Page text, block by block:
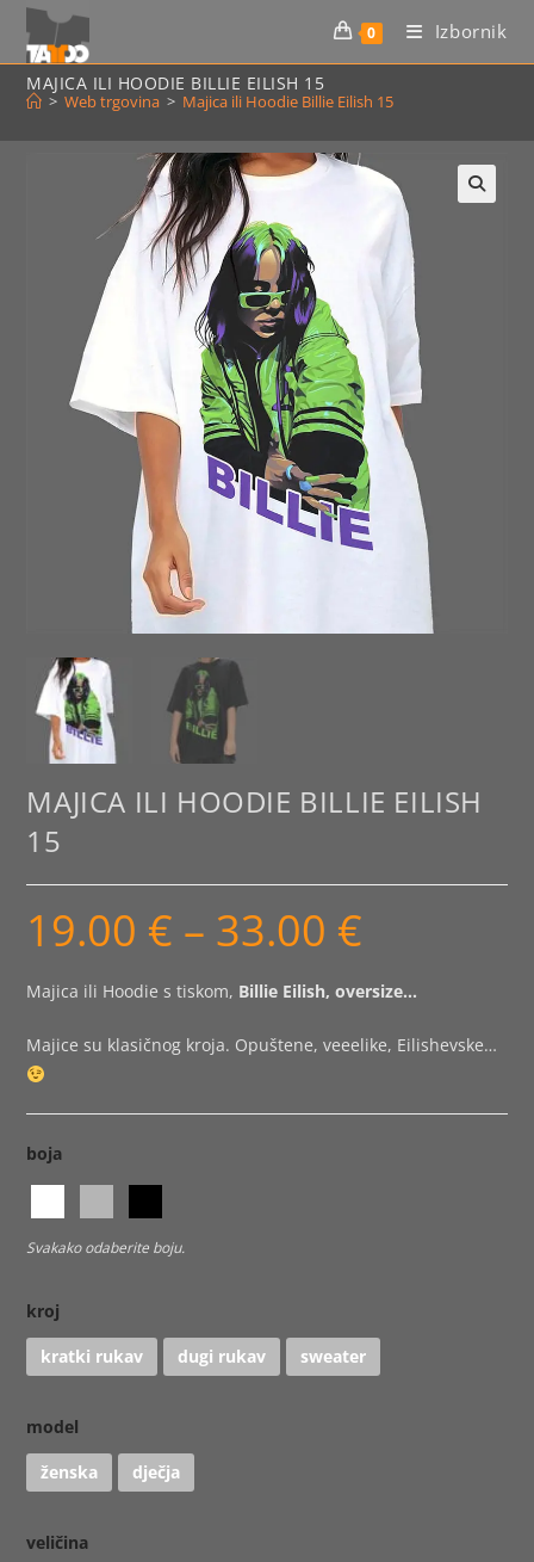
Preskoči
sadržaj
0 Izbornik
MAJICA ILI HOODIE BILLIE EILISH 15
> Web trgovina > Majica ili Hoodie Billie Eilish 15
MAJICA ILI HOODIE BILLIE EILISH
15
19.00 € – 33.00 €
do
33.00 €
Majica ili Hoodie s tiskom, Billie Eilish, oversize…
Majice su klasičnog kroja. Opuštene, veeelike, Eilishevske…
boja
Svakako odaberite boju.
kroj
kratki rukav
dugi rukav sweater
model
ženska
dječja
veličina